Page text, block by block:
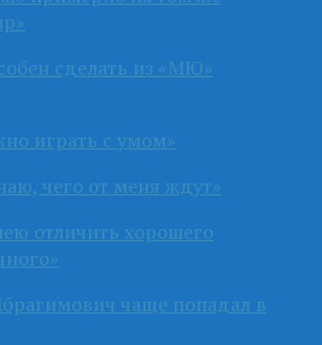
сделать из «МЮ»
играть с умом»
чего от меня ждут»
отличить хорошего
чаще попадал в